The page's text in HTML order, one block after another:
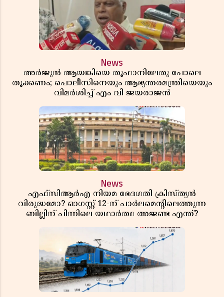
News
അർജുൻ ആയങ്കിയെ തൂഫാനിലേതു പോലെ
തൂക്കണം; പൊലീസിനെയും ആഭ്യന്തരമന്ത്രിയെയും
വിമർശിച്ച് എം വി ജയരാജൻ
News
എഫ്സിആർഎ നിയമ ഭേദഗതി ക്രിസ്ത്യൻ
വിരുദ്ധമോ? ഓഗസ്റ്റ് 12-ന് പാർലമെന്റിലെത്തുന്ന
ബില്ലിന് പിന്നിലെ യഥാർത്ഥ അജണ്ട എന്ത്?